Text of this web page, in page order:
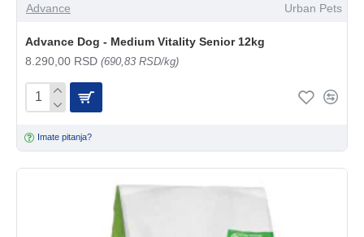
Advance Urban Pets
Advance Dog - Medium Vitality Senior 12kg
8.290,00 RSD (690,83 RSD/kg)
Imate pitanja?